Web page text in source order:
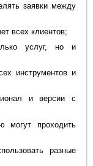
заявки между
всех клиентов;
услуг, но и
инструментов и
и версии с
могут проходить
разные